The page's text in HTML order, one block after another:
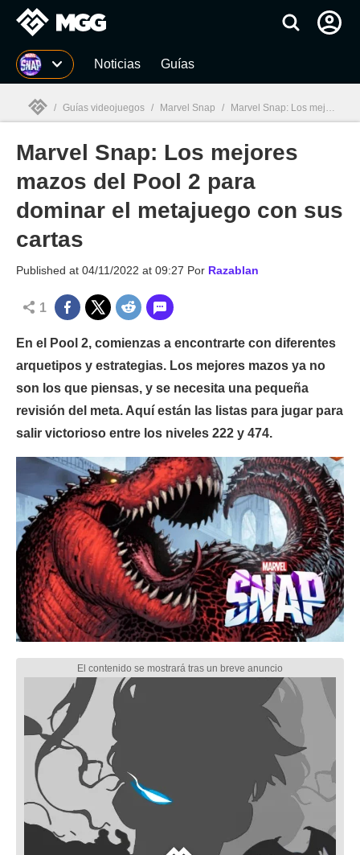
MGG Noticias Guías
MGG
/ Guías videojuegos / Marvel Snap / Marvel Snap: Los mejores mazos del Pool 2 para dominar el metajuego con sus cartas
Marvel Snap: Los mejores
mazos del Pool 2 para
dominar el metajuego con sus
cartas
Published at 04/11/2022 at 09:27 Por Razablan
1
En el Pool 2, comienzas a encontrarte con diferentes
arquetipos y estrategias. Los mejores mazos ya no
son los que piensas, y se necesita una pequeña
revisión del meta. Aquí están las listas para jugar para
salir victorioso entre los niveles 222 y 474.